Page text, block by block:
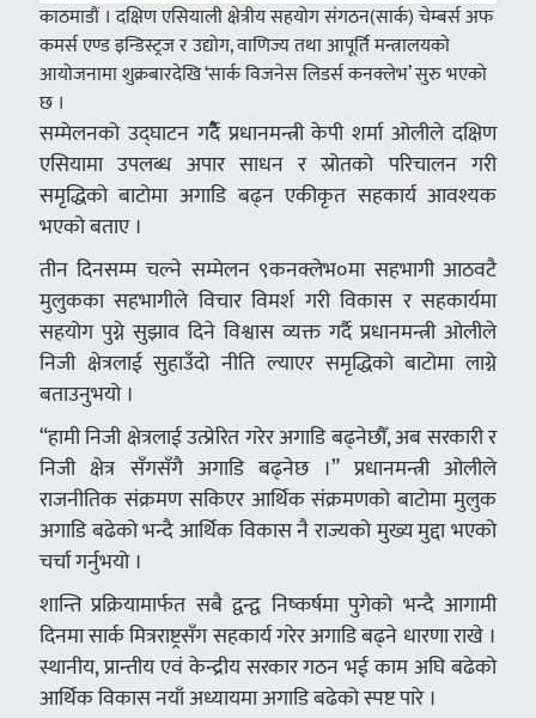
काठमाडौं । दक्षिण एसियाली क्षेत्रीय सहयोग संगठन(सार्क) चेम्बर्स अफ
कमर्स एण्ड इन्डिस्ट्रज र उद्योग, वाणिज्य तथा आपूर्ति मन्त्रालयको
आयोजनामा शुक्रबारदेखि ‘सार्क विजनेस लिडर्स कनक्लेभ’ सुरु भएको
छ ।
सम्मेलनको उद्घाटन गर्दैै प्रधानमन्त्री केपी शर्मा ओलीले दक्षिण
एसियामा उपलब्ध अपार साधन र स्रोतको परिचालन गरी
समृद्धिको बाटोमा अगाडि बढ्न एकीकृत सहकार्य आवश्यक
भएको बताए ।
तीन दिनसम्म चल्ने सम्मेलन ९कनक्लेभ०मा सहभागी आठवटै
मुलुकका सहभागीले विचार विमर्श गरी विकास र सहकार्यमा
सहयोग पुग्ने सुझाव दिने विश्वास व्यक्त गर्दै प्रधानमन्त्री ओलीले
निजी क्षेत्रलाई सुहाउँदो नीति ल्याएर समृद्धिको बाटोमा लाग्ने
बताउनुभयो ।
“हामी निजी क्षेत्रलाई उत्प्रेरित गरेर अगाडि बढ्नेछौँ, अब सरकारी र
निजी क्षेत्र सँगसँगै अगाडि बढ्नेछ ।” प्रधानमन्त्री ओलीले
राजनीतिक संक्रमण सकिएर आर्थिक संक्रमणको बाटोमा मुलुक
अगाडि बढेको भन्दै आर्थिक विकास नै राज्यको मुख्य मुद्दा भएको
चर्चा गर्नुभयो ।
शान्ति प्रक्रियामार्फत सबै द्वन्द्व निष्कर्षमा पुगेको भन्दै आगामी
दिनमा सार्क मित्रराष्ट्रसँग सहकार्य गरेर अगाडि बढ्ने धारणा राखे ।
स्थानीय, प्रान्तीय एवं केन्द्रीय सरकार गठन भई काम अघि बढेको
आर्थिक विकास नयाँ अध्यायमा अगाडि बढेको स्पष्ट पारे ।